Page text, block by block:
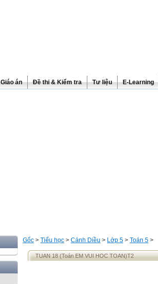
Giáo án Đề thi & Kiểm tra Tư liệu E-Learning
Gốc > Tiểu học > Cánh Diều > Lớp 5 > Toán 5 >
TUAN 18 (Toán EM VUI HOC TOAN)T2